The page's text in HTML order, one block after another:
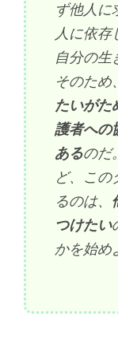
ず他人に
人に依存
自分の生
そのため、
たいがた
護者への
あるのだ
ど、この
るのは、
つけたい
かを始め